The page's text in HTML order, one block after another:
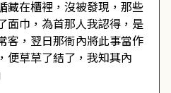
藏在櫃裡，沒被發現，那些
面巾，為首那人我認得，是
客，翌日那衙內將此事當作
便草草了結了，我知其內